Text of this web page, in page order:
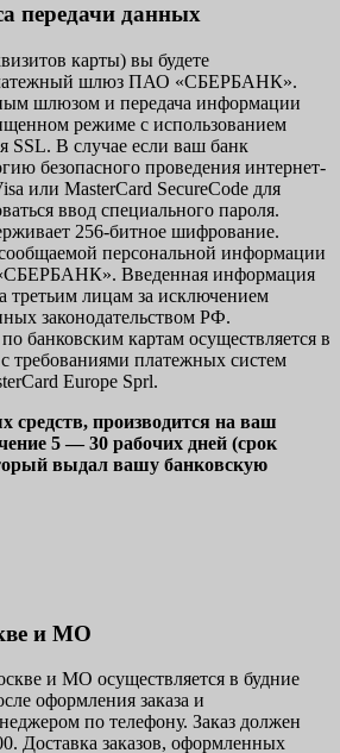
передачи данных
карты) вы будете
шлюз ПАО «СБЕРБАНК».
шлюзом и передача информации
режиме с использованием
SSL. В случае если ваш банк
безопасного проведения интернет-
или MasterCard SecureCode для
ввод специального пароля.
256-битное шифрование.
персональной информации
Введенная информация
третьим лицам за исключением
законодательством РФ.
банковским картам осуществляется в
требованиями платежных систем
Europe Sprl.
средств, производится на ваш
5 — 30 рабочих дней (срок
выдал вашу банковскую
и МО
и МО осуществляется в будние
оформления заказа и
по телефону. Заказ должен
Доставка заказов, оформленных